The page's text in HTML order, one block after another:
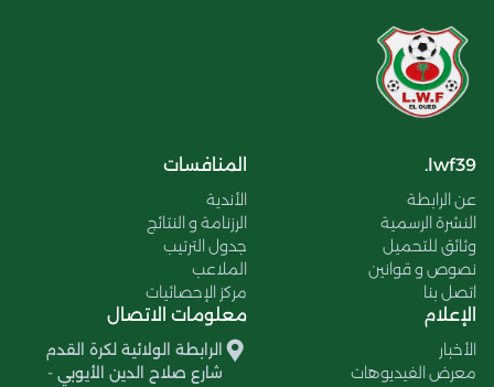
lwf39.
عن الرابطة
النشرة الرسمية
وثائق للتحميل
نصوص و قوانين
اتصل بنا
المنافسات
الأندية
الرزنامة و النتائج
جدول الترتيب
الملاعب
مركز الإحصائيات
الإعلام
الأخبار
معرض الفيديوهات
معلومات الاتصال
الرابطة الولائية لكرة القدم
شارع صلاح الدين الأيوبي -